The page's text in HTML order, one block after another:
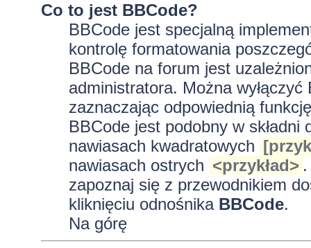
Co to jest BBCode?
BBCode jest specjalną
kontrolę formatowania
BBCode na forum jest
administratora. Można
zaznaczając odpowiednią
BBCode jest podobny w
nawiasach kwadratowych
nawiasach ostrych <przykład>
zapoznaj się z przewodnikiem
kliknięciu odnośnika BBCode.
Na górę